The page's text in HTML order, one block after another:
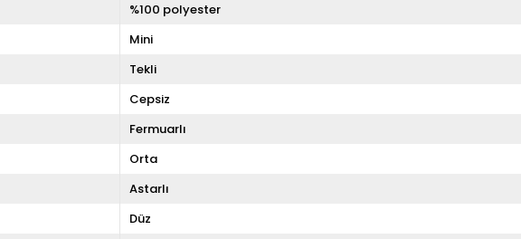
%100 polyester
Mini
Tekli
Cepsiz
Fermuarlı
Orta
Astarlı
Düz